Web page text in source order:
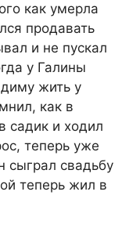
как умерла
продавать
и не пускал
у Галины
жить у
как в
садик и ходил
теперь уже
сыграл свадьбу
теперь жил в